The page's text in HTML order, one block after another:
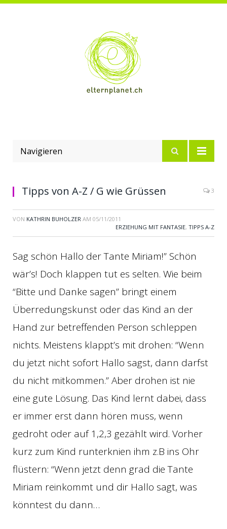
Navigieren
Tipps von A-Z / G wie Grüssen 3
VON KATHRIN BUHOLZER AM 05/11/2011
ERZIEHUNG MIT FANTASIE, TIPPS A-Z
Sag schön Hallo der Tante Miriam!” Schön
wär’s! Doch klappen tut es selten. Wie beim
“Bitte und Danke sagen” bringt einem
Überredungskunst oder das Kind an der
Hand zur betreffenden Person schleppen
nichts. Meistens klappt’s mit drohen: “Wenn
du jetzt nicht sofort Hallo sagst, dann darfst
du nicht mitkommen.” Aber drohen ist nie
eine gute Lösung. Das Kind lernt dabei, dass
er immer erst dann hören muss, wenn
gedroht oder auf 1,2,3 gezählt wird. Vorher
kurz zum Kind runterknien ihm z.B ins Ohr
flüstern: “Wenn jetzt denn grad die Tante
Miriam reinkommt und dir Hallo sagt, was
könntest du dann…